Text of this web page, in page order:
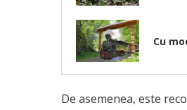
Cu
De asemenea, este